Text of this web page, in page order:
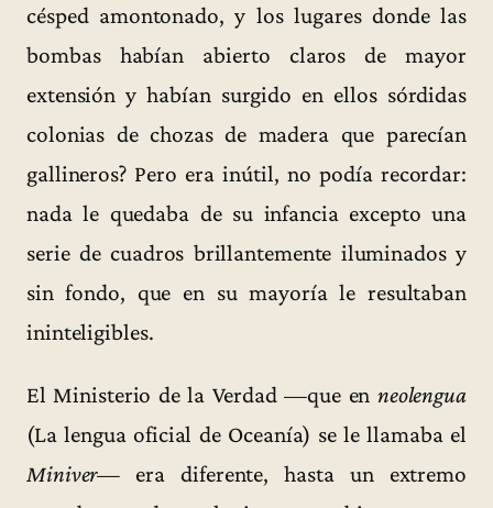
césped amontonado, y los lugares donde las
bombas habían abierto claros de mayor
extensión y habían surgido en ellos sórdidas
colonias de chozas de madera que parecían
gallineros? Pero era inútil, no podía recordar:
nada le quedaba de su infancia excepto una
serie de cuadros brillantemente iluminados y
sin fondo, que en su mayoría le resultaban
ininteligibles.
El Ministerio de la Verdad —que en neolengua
(La lengua oficial de Oceanía) se le llamaba el
Miniver— era diferente, hasta un extremo